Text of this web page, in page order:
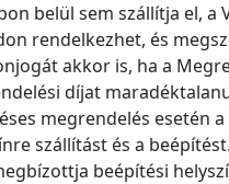
belül sem szállítja el, a
rendelkezhet, és
akkor is, ha a
díjat
megrendelés esetén
szállítást és a
beépítési